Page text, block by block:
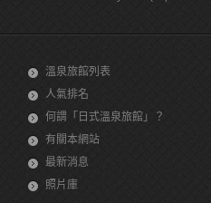
溫泉旅館列表
人氣排名
何謂「日式溫泉旅館」？
有關本網站
最新消息
照片庫